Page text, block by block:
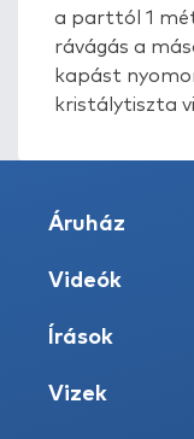
a parttól 1
rávágás a
kapást
kristálytiszta
Áruház
Videók
Írások
Vizek